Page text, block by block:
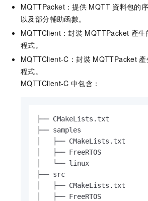
MQTTPacket ：提供 MQTT 資料包的
以及部分輔助函數。
MQTTClient ：封裝 MQTTPacket 產生
程式。
MQTTClient-C ：封裝 MQTTPacket
程式。
MQTTClient-C 中包含：
├── CMakeLists.txt
├── samples
│   ├── CMakeLists.txt
│   ├── FreeRTOS
│   └── linux
├── src
│   ├── CMakeLists.txt
│   ├── FreeRTOS